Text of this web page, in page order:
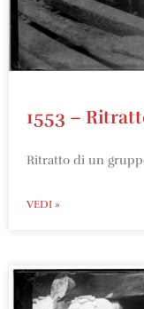
1553 –
Ritratto di un
VEDI »